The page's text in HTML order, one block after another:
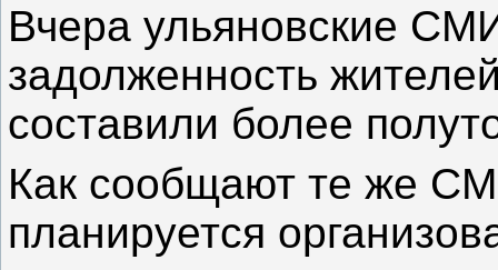
Вчера ульяновские
задолженность
составили более
Как сообщают те же
планируется